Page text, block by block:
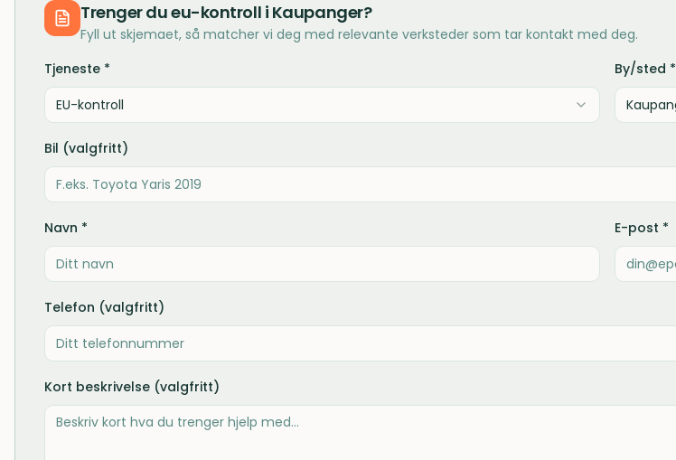
Trenger dueu-kontroll i Kaupanger?
Fyll ut skjemaet, så matcher vi deg med relevante verksteder som tar kontakt med deg.
Tjeneste *
EU-kontroll
By/sted *
Bil (valgfritt)
Navn * E-post *
Telefon (valgfritt)
Kort beskrivelse (valgfritt)